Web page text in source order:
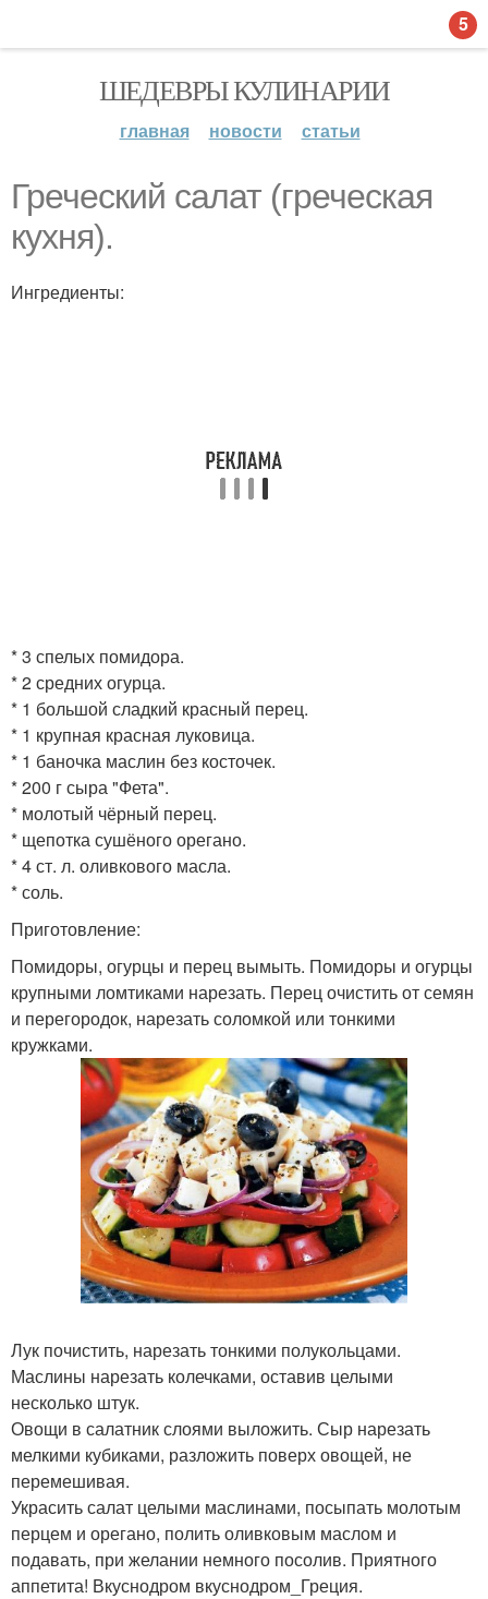
ШЕДЕВРЫ КУЛИНАРИИ
главная новости статьи
Греческий салат (греческая
кухня).
Ингредиенты:
* 3 спелых помидора.
* 2 средних огурца.
* 1 большой сладкий красный перец.
* 1 крупная красная луковица.
* 1 баночка маслин без косточек.
* 200 г сыра "Фета".
* молотый чёрный перец.
* щепотка сушёного орегано.
* 4 ст. л. оливкового масла.
* соль.
Приготовление:
Помидоры, огурцы и перец вымыть. Помидоры и огурцы
крупными ломтиками нарезать. Перец очистить от семян
и перегородок, нарезать соломкой или тонкими
кружками.
Лук почистить, нарезать тонкими полукольцами.
Маслины нарезать колечками, оставив целыми
несколько штук.
Овощи в салатник слоями выложить. Сыр нарезать
мелкими кубиками, разложить поверх овощей, не
перемешивая.
Украсить салат целыми маслинами, посыпать молотым
перцем и орегано, полить оливковым маслом и
подавать, при желании немного посолив. Приятного
аппетита! Вкуснодром вкуснодром_Греция.
5